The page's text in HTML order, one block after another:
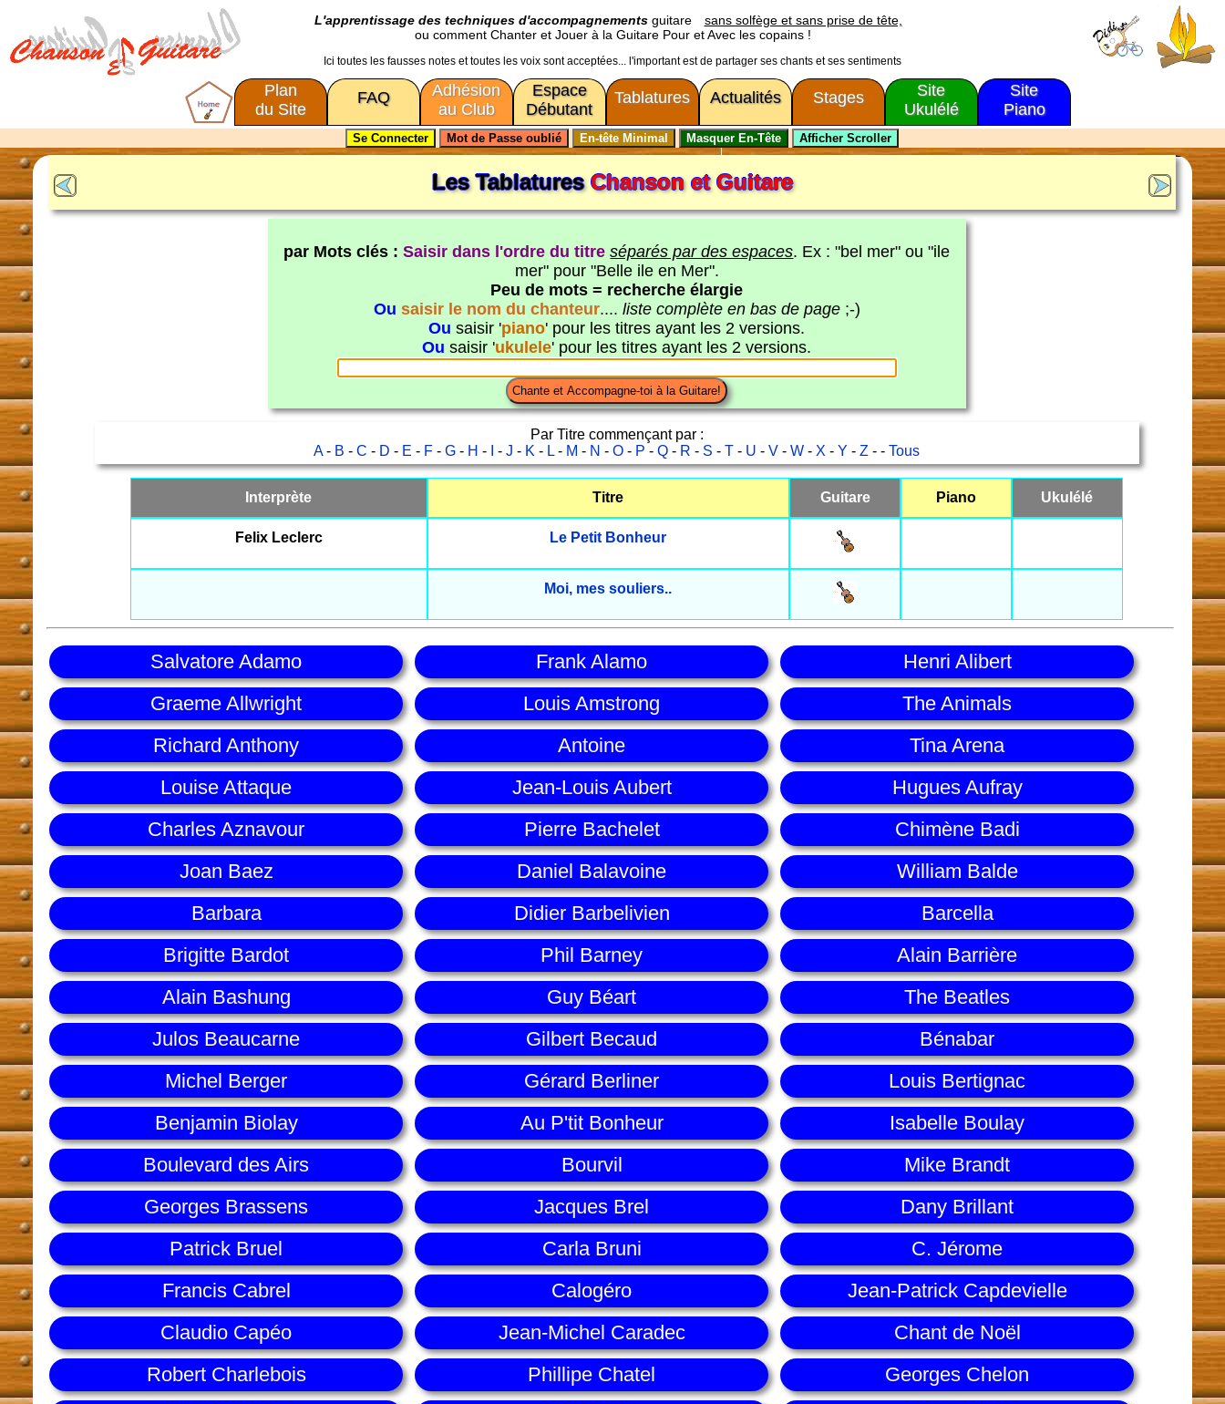
L'apprentissage des techniques d'accompagnementsguitare
sans solfège et sans prise de tête,
ou comment Chanter et Jouer à la Guitare Pour et Avec les copains !
Ici toutes les fausses notes et toutes les voix sont acceptées... l'important est de partager ses chants et ses sentiments
Plan
du Site
FAQ
Adhésion
au Club
Espace
Débutant
Tablatures Actualités Stages
Site
Ukulélé
Site
Piano
Les TablaturesChanson et Guitare
par Mots clés :Saisir dans l'ordre du titre séparés par des espaces. Ex : "bel mer" ou "ile
mer" pour "Belle ile en Mer".
Peu de mots = recherche élargie
Ou saisir le nom du chanteur.... liste complète en bas de page;-)
Ou saisir 'piano' pour les titres ayant les 2 versions.
Ou saisir 'ukulele' pour les titres ayant les 2 versions.
Par Titre commençant par :
A- B -C - D - E - F -G - H - -J - K - L - M - N -O - P -Q - R - S -T - U -V -W - X -Y -Z - -Tous
Interprète Titre Guitare Piano Ukulélé
Felix Leclerc Le Petit Bonheur
Moi, mes souliers..
Salvatore Adamo Frank Alamo
Henri Alibert
Graeme Allwright
Louis Amstrong
The Animals
Richard Anthony
Antoine
Tina Arena
Louise Attaque
Jean-Louis Aubert
Hugues Aufray
Charles Aznavour
Pierre Bachelet
Chimène Badi
Joan Baez
Daniel Balavoine
William Balde
Barbara
Didier Barbelivien
Barcella
Brigitte Bardot
Phil Barney
Alain Barrière
Alain Bashung
Guy Béart
The Beatles
Julos Beaucarne
Gilbert Becaud
Bénabar
Michel Berger
Gérard Berliner
Louis Bertignac
Benjamin Biolay
Au P'tit Bonheur
Isabelle Boulay
Boulevard des Airs
Bourvil
Mike Brandt
Georges Brassens
Jacques Brel
Dany Brillant
Patrick Bruel
Carla Bruni
C. Jérome
Francis Cabrel
Calogéro
Jean-Patrick Capdevielle
Claudio Capéo
Jean-Michel Caradec
Chant de Noël
Robert Charlebois
Phillipe Chatel
Georges Chelon